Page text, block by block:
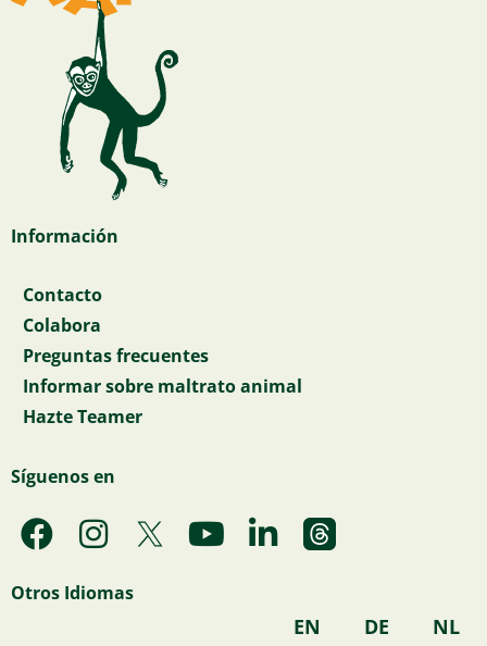
Información
Contacto
Colabora
Preguntas frecuentes
Informar sobre maltrato animal
Hazte Teamer
Síguenos en
F
a
c
I
n
s
Y
o
L
i
Otros Idiomas
EN DE NL